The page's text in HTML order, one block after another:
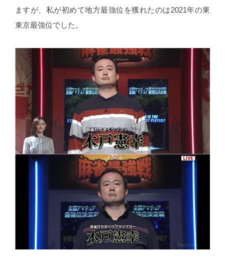
ますが、私が初めて地方最強位を獲れたのは2021年の東
東京最強位でした。